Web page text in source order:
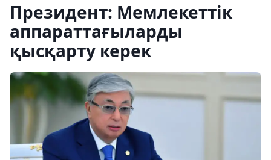
Президент: Мемлекеттік
аппараттағыларды
қысқарту керек